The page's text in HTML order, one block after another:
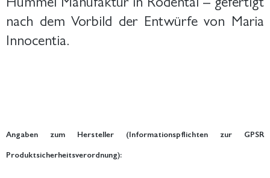
nach dem Vorbild der Entwürfe von Maria
Innocentia.
Angaben zum Hersteller (Informationspflichten zur GPSR
Produktsicherheitsverordnung):